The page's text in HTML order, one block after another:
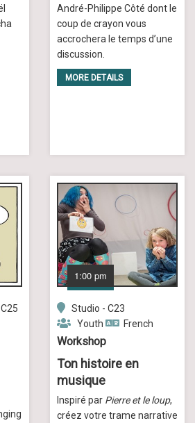
André-Philippe Côté dont le
coup de crayon vous
accrochera le temps d’une
discussion.
MORE DETAILS
1:00 pm
Studio - C23
Youth
French
Workshop
Ton histoire en
musique
Inspiré par Pierre et le loup,
créez votre trame narrative